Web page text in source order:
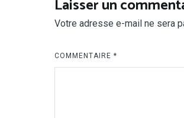
Laisser un
Votre adresse e-mail ne sera
COMMENTAIRE *